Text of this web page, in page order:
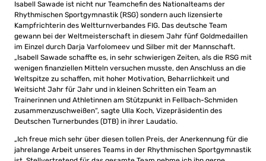
Isabell Sawade ist nicht nur Teamchefin des Nationalteams der
Rhythmischen Sportgymnastik (RSG) sondern auch lizensierte
Kampfrichterin des Weltturnverbandes FIG. Das deutsche Team
gewann bei der Weltmeisterschaft in diesem Jahr fünf Goldmedaillen
im Einzel durch Darja Varfolomeev und Silber mit der Mannschaft.
„Isabell Sawade schaffte es, in sehr schwierigen Zeiten, als die RSG mit
wenigen finanziellen Mitteln versuchen musste, den Anschluss an die
Weltspitze zu schaffen, mit hoher Motivation, Beharrlichkeit und
Weitsicht Jahr für Jahr und in kleinen Schritten ein Team an
Trainerinnen und Athletinnen am Stützpunkt in Fellbach-Schmiden
zusammenzuschweißen“, sagte Ulla Koch, Vizepräsidentin des
Deutschen Turnerbundes (DTB) in ihrer Laudatio.
„Ich freue mich sehr über diesen tollen Preis, der Anerkennung für die
jahrelange Arbeit unseres Teams in der Rhythmischen Sportgymnastik